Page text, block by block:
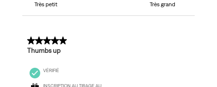
Très petit
Très grand
5 sur 5 étoiles.
Thumbs up
VÉRIFIÉ
INSCRIPTION AU TIRAGE AU